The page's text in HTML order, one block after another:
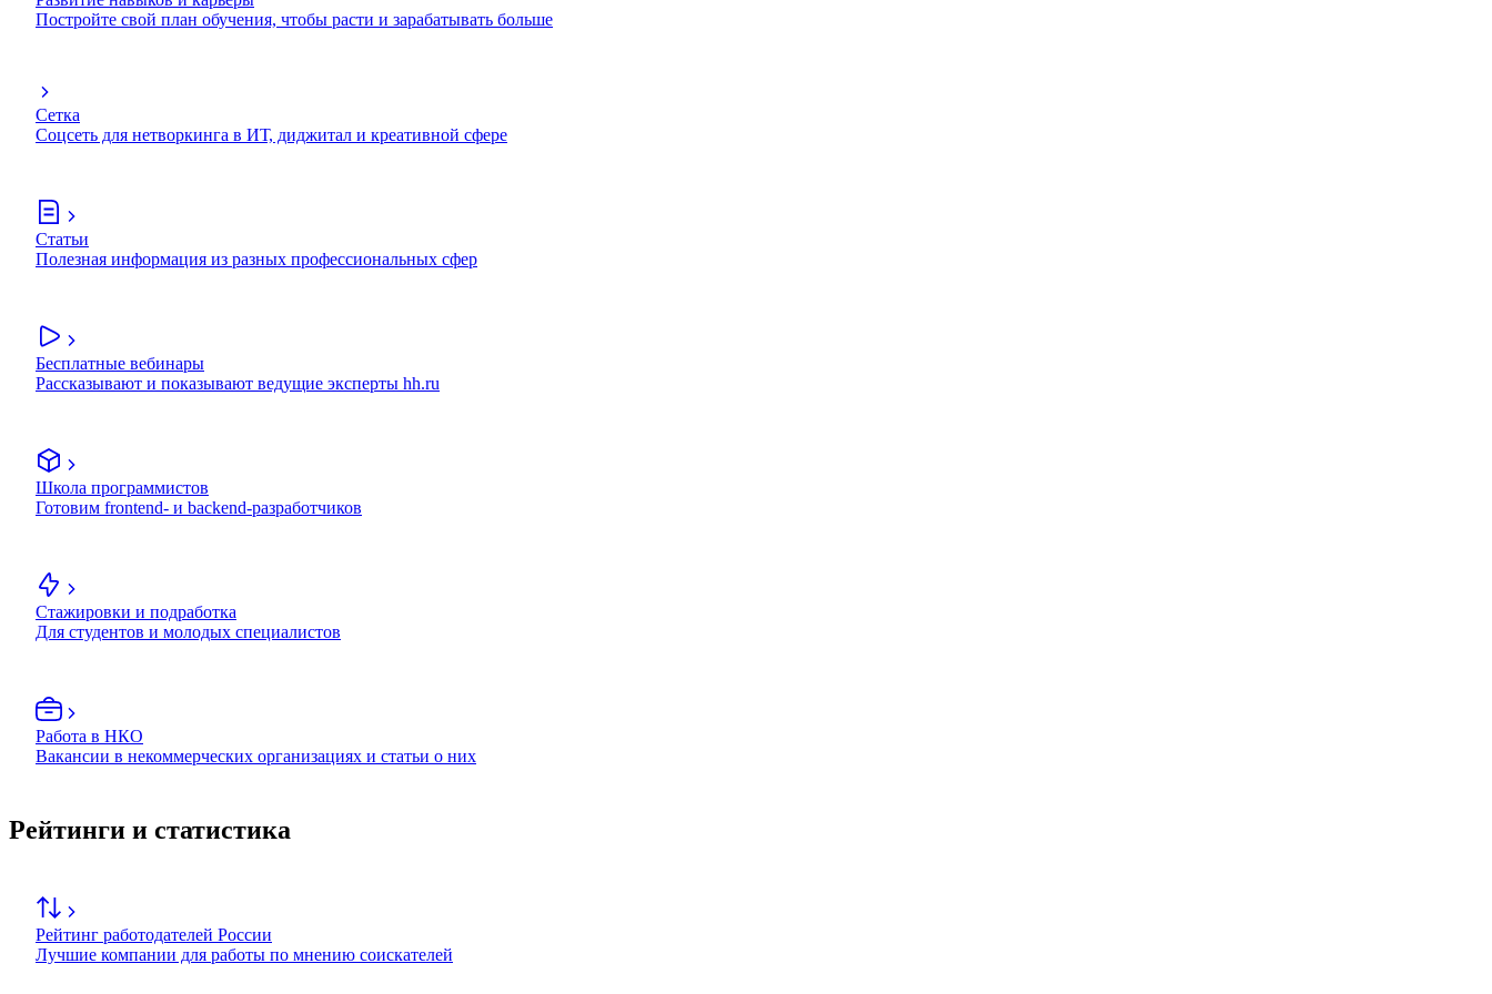
Постройте свой план обучения, чтобы расти и зарабатывать больше
Сетка
Соцсеть для нетворкинга в ИТ, диджитал и креативной сфере
Статьи
Полезная информация из разных профессиональных сфер
Бесплатные вебинары
Рассказывают и показывают ведущие эксперты hh.ru
Школа программистов
Готовим frontend- и backend-разработчиков
Стажировки и подработка
Для студентов и молодых специалистов
Работа в НКО
Вакансии в некоммерческих организациях и статьи о них
Рейтинги и статистика
Рейтинг работодателей России
Лучшие компании для работы по мнению соискателей